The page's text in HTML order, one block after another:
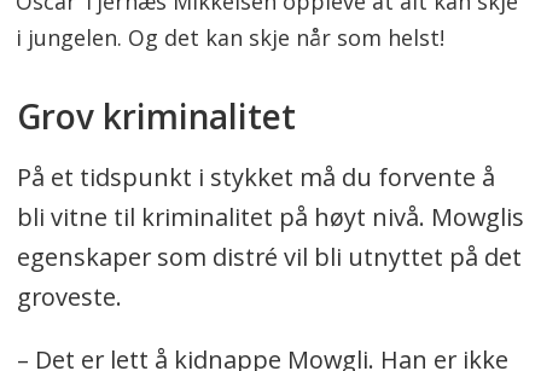
i jungelen. Og det kan skje når som helst!
Grov kriminalitet
På et tidspunkt i stykket må du forvente å
bli vitne til kriminalitet på høyt nivå. Mowglis
egenskaper som distré vil bli utnyttet på det
groveste.
– Det er lett å kidnappe Mowgli. Han er ikke